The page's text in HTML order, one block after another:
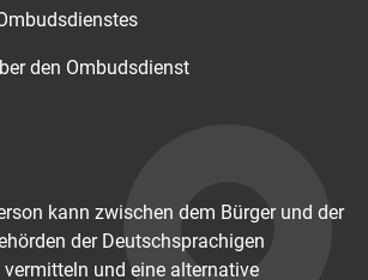
den Ombudsdienst
kann zwischen dem Bürger und der
der Deutschsprachigen
und eine alternative